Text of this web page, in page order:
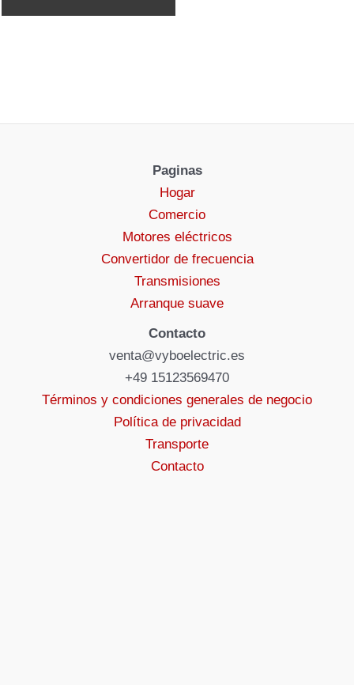
Paginas
Hogar
Comercio
Motores eléctricos
Convertidor de frecuencia
Transmisiones
Arranque suave
Contacto
venta@vyboelectric.es
+49 15123569470
Términos y condiciones generales de negocio
Política de privacidad
Transporte
Contacto